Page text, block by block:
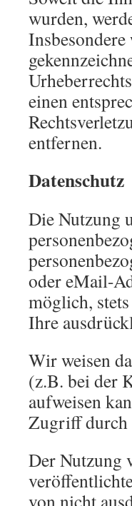
wurden,
einen
entfernen.
Datenschutz
Die Nutzung
oder eMail-
möglich,
Ihre
Wir weisen
(z.B. bei der
aufweisen
Zugriff
Der Nutzung
von nicht